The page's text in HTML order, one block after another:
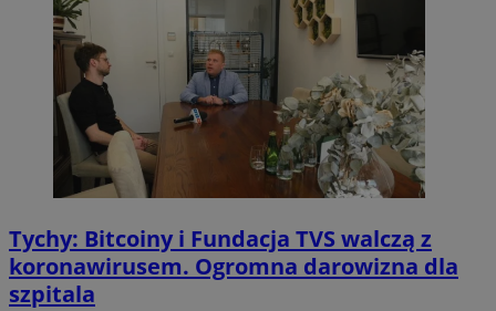
Tychy: Bitcoiny i Fundacja TVS walczą z
koronawirusem. Ogromna darowizna dla
szpitala